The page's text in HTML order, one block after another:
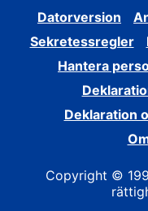
Datorversion
Sekretessregler
Hantera
Deklaration
Copyright ©